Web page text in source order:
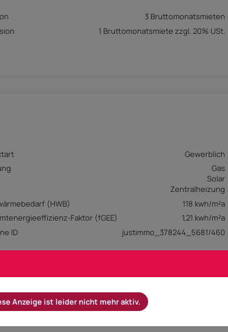
3 Bruttomonatsmieten
1 Bruttomonatsmiete zzgl. 20% USt.
Gewerblich
Gas
Solar
Zentralheizung
(HWB)
118 kwh/m²a
Faktor (fGEE)
1,21 kwh/m²a
ID
justimmo_378244_5681/460
Klimatisiert
Anzeige ist leider nicht mehr aktiv.